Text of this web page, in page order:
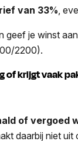
van 33%,
geef je winst
2200).
of krijgt vaak
of vergoed
daarbij niet